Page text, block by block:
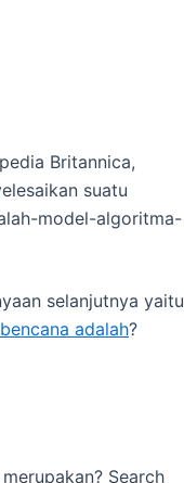
Britannica,
suatu
model-algoritma-
selanjutnya yaitu
adalah?
Search